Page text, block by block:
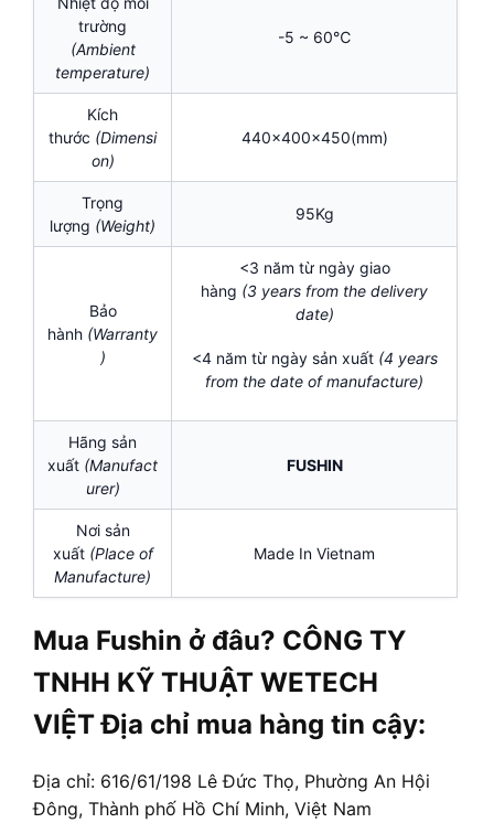
trường
(Ambient
temperature)
-5 ~ 60℃
Kích
thước (Dimensi
on)
440x400x450(mm)
Trọng
lượng (Weight)
95Kg
Bảo
hành (Warranty
)
<3 năm từ ngày giao
hàng (3 years from the delivery
date)
<4 năm từ ngày sản xuất (4 years
from the date of manufacture)
Hãng sản
xuất (Manufact
urer)
FUSHIN
Nơi sản
xuất (Place of
Manufacture)
Made In Vietnam
Mua Fushin ở đâu? CÔNG TY
TNHH KỸ THUẬT WETECH
VIỆT Địa chỉ mua hàng tin cậy:
Địa chỉ: 616/61/198 Lê Đức Thọ, Phường An Hội
Đông, Thành phố Hồ Chí Minh, Việt Nam